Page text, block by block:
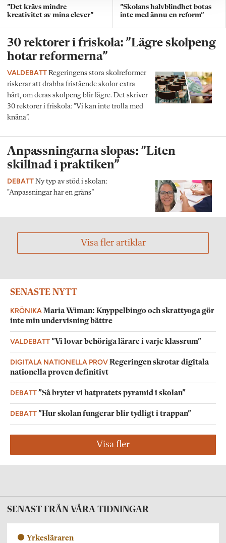
”Det krävs mindre
kreativitet av mina elever”
”Skolans halvblindhet botas
inte med ännu en reform”
30 rektorer i friskola: ”Lägre skolpeng
hotar reformerna”
VALDEBATT Regeringens stora skolreformer
riskerar att drabba fristående skolor extra
hårt, om deras skolpeng blir lägre. Det skriver
30 rektorer i friskola: ”Vi kan inte trolla med
knäna”.
Anpassningarna slopas: ”Liten
skillnad i praktiken”
DEBATT Ny typ av stöd i skolan:
"Anpassningar har en gräns”
Visa fler artiklar
SENASTE NYTT
KRÖNIKA Maria Wiman: Knyppelbingo och skrattyoga gör
inte min undervisning bättre
VALDEBATT”Vi lovar behöriga lärare i varje klassrum”
DIGITALA NATIONELLA PROVRegeringen skrotar digitala
nationella proven definitivt
DEBATT”Så bryter vi hatpratets pyramid i skolan”
DEBATT”Hur skolan fungerar blir tydligt i trappan”
Visa fler
SENAST FRÅN VÅRA TIDNINGAR
Yrkesläraren